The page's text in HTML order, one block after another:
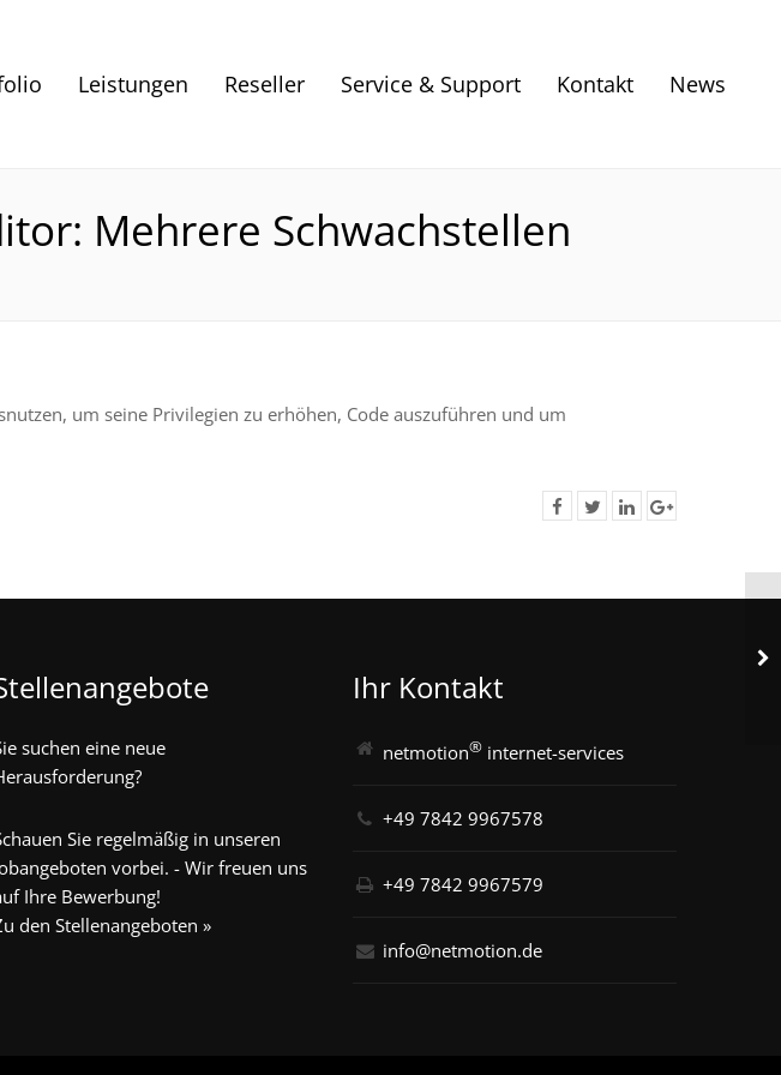
Leistungen Reseller Service & Support Kontakt News
Mehrere Schwachstellen
um seine Privilegien zu erhöhen, Code auszuführen und um
suchen eine neue
Sie regelmäßig in unseren
vorbei. - Wir freuen uns
Ihre Bewerbung!
den Stellenangeboten »
Ihr Kontakt
netmotion® internet-services
+49 7842 9967578
+49 7842 9967579
info@netmotion.de